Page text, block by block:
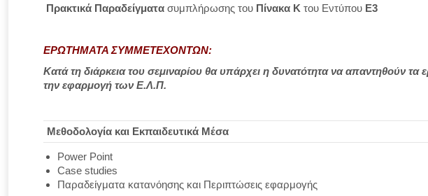
Πρακτικά Παραδείγματα συμπλήρωσης του Πίνακα Κ του Εντύπου Ε3
ΕΡΩΤΗΜΑΤΑ ΣΥΜΜΕΤΕΧΟΝΤΩΝ:
Κατά τη διάρκεια του σεμιναρίου θα υπάρχει η δυνατότητα να απαντηθούν
την εφαρμογή των Ε.Λ.Π.
Μεθοδολογία και Εκπαιδευτικά Μέσα
Power Point
Case studies
Παραδείγματα κατανόησης και Περιπτώσεις εφαρμογής